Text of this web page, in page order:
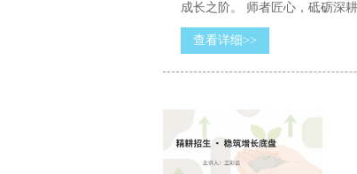
成长之阶。 师者匠心，砥砺深
查看详细>>